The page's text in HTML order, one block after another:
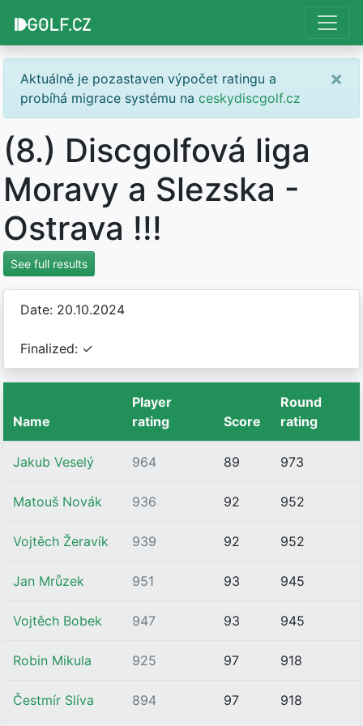
Aktuálně je pozastaven výpočet ratingu a
probíhá migrace systému na ceskydiscgolf.cz
×
(8.) Discgolfová liga
Moravy a Slezska -
Ostrava !!!
See full results
Date: 20.10.2024
Finalized: ✓
Name
Player
rating
Score
Round
rating
Jakub Veselý 964 89 973
Matouš Novák 936 92 952
Vojtěch Žeravík 939 92 952
Jan Mrůzek 951 93 945
Vojtěch Bobek 947 93 945
Robin Mikula 925 97 918
Čestmír Slíva 894 97 918